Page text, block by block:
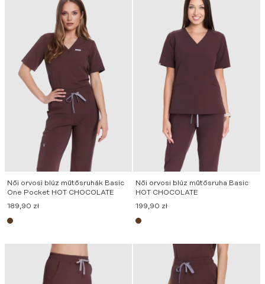
Női orvosi blúz műtősruhák Basic
One Pocket HOT CHOCOLATE
189,90 zł
Női orvosi blúz műtősruha Basic
HOT CHOCOLATE
199,90 zł